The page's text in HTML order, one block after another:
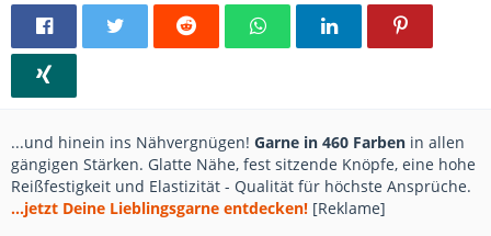
...und hinein ins Nähvergnügen! Garne in 460 Farben in allen
gängigen Stärken. Glatte Nähe, fest sitzende Knöpfe, eine hohe
Reißfestigkeit und Elastizität - Qualität für höchste Ansprüche.
...jetzt Deine Lieblingsgarne entdecken! [Reklame]